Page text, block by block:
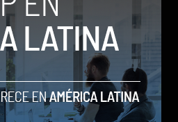
operará como compañía